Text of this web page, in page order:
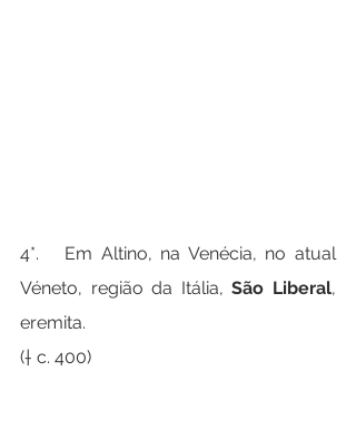
4*.   Em Altino, na Venécia, no atual
Véneto, região da Itália, São Liberal,
eremita.
(† c. 400)